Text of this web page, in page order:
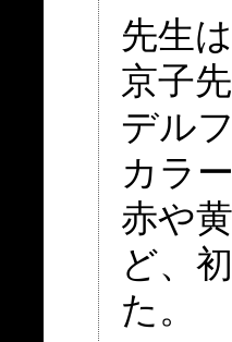
先生
京子
デル
カラ
赤や
ど、
た。